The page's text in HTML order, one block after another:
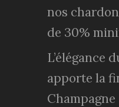
nos
de 30%
L’élégance
apporte la